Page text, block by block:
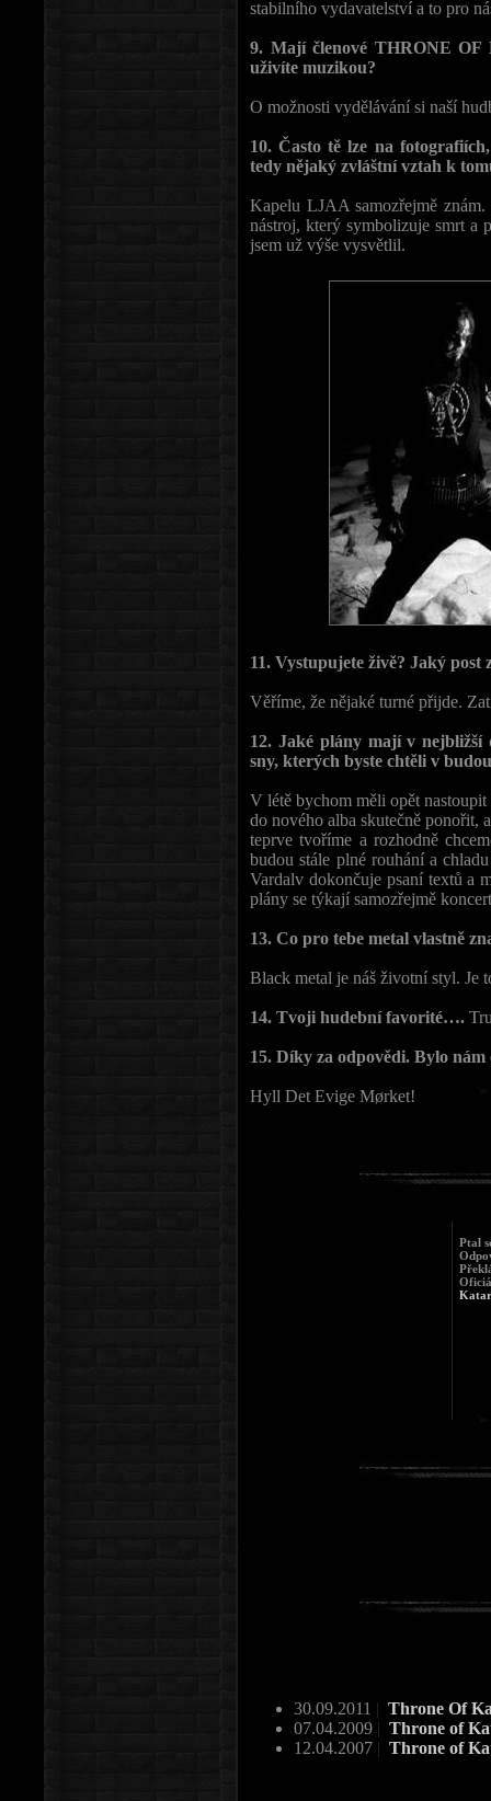
stabilního vydavatelství a to pro
9. Mají členové THRONE OF
uživíte muzikou?
O možnosti vydělávání si naší
10. Často tě lze na
tedy nějaký zvláštní vztah k
Kapelu LJAA samozřejmě
nástroj, který symbolizuje smrt a
jsem už výše vysvětlil.
11. Vystupujete živě? Jaký
Věříme, že nějaké turné přijde.
12. Jaké plány mají v nejbližší
sny, kterých byste chtěli v
V létě bychom měli opět
do nového alba skutečně ponořit,
teprve tvoříme a rozhodně
budou stále plné rouhání a
Vardalv dokončuje psaní textů a
plány se týkají samozřejmě
13. Co pro tebe metal vlastně
Black metal je náš životní styl. Je
14. Tvoji hudební favorité….
15. Díky za odpovědi. Bylo
Hyll Det Evige Mørket!
Ptal
30.09.2011 | Throne Of
07.04.2009 | Throne of
12.04.2007 | Throne of